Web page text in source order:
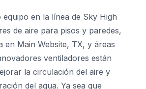
equipo en la línea de Sky High
de aire para pisos y paredes,
en Main Website, TX, y áreas
ventiladores están
la circulación del aire y
del agua. Ya sea que